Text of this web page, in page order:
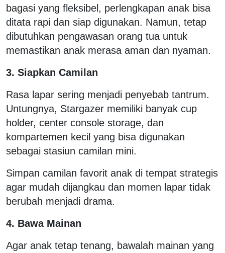
bagasi yang fleksibel, perlengkapan anak bisa
ditata rapi dan siap digunakan. Namun, tetap
dibutuhkan pengawasan orang tua untuk
memastikan anak merasa aman dan nyaman.
3. Siapkan Camilan
Rasa lapar sering menjadi penyebab tantrum.
Untungnya, Stargazer memiliki banyak cup
holder, center console storage, dan
kompartemen kecil yang bisa digunakan
sebagai stasiun camilan mini.
Simpan camilan favorit anak di tempat strategis
agar mudah dijangkau dan momen lapar tidak
berubah menjadi drama.
4. Bawa Mainan
Agar anak tetap tenang, bawalah mainan yang